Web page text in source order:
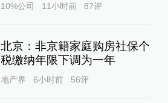
10%公司 11小时前 87评
北京：非京籍家庭购房社保个
税缴纳年限下调为一年
地产界 6小时前 56评